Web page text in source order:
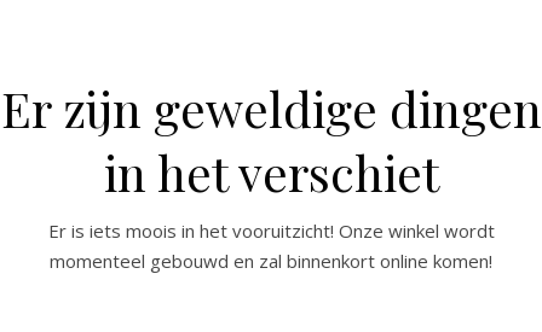
Er zijn geweldige dingen
in het verschiet
Er is iets moois in het vooruitzicht! Onze winkel wordt
momenteel gebouwd en zal binnenkort online komen!